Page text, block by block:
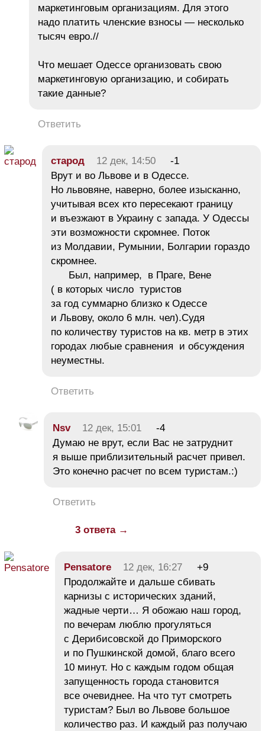
маркетинговым организациям. Для этого
надо платить членские взносы — несколько
тысяч евро.//
Что мешает Одессе организовать свою
маркетинговую организацию, и собирать
такие данные?
Ответить
старод 12 дек, 14:50
-1
Врут и во Львове и в Одессе.
Но львовяне, наверно, более изысканно,
учитывая всех кто пересекают границу
и въезжают в Украину с запада. У Одессы
эти возможности скромнее. Поток
из Молдавии, Румынии, Болгарии гораздо
скромнее.
Был, например, в Праге, Вене
( в которых число туристов
за год суммарно близко к Одессе
и Львову, около 6 млн. чел).Судя
по количеству туристов на кв. метр в этих
городах любые сравнения и обсуждения
неуместны.
Ответить
Nsv 12 дек, 15:01
-4
Думаю не врут, если Вас не затруднит
я выше приблизительный расчет привел.
Это конечно расчет по всем туристам.:)
Ответить
3 ответа →
Pensatore 12 дек, 16:27
+9
Продолжайте и дальше сбивать
карнизы с исторических зданий,
жадные черти… Я обожаю наш город,
по вечерам люблю прогуляться
с Дерибисовской до Приморского
и по Пушкинской домой, благо всего
10 минут. Но с каждым годом общая
запущенность города становится
все очевиднее. На что тут смотреть
туристам? Был во Львове большое
количество раз. И каждый раз получаю